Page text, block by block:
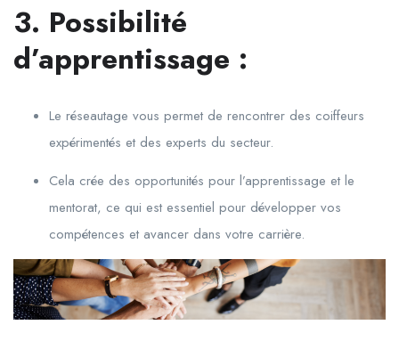
3. Possibilité
d’apprentissage :
Le réseautage vous permet de rencontrer des coiffeurs
expérimentés et des experts du secteur.
Cela crée des opportunités pour l’apprentissage et le
mentorat, ce qui est essentiel pour développer vos
compétences et avancer dans votre carrière.